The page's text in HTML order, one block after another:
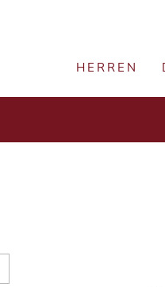
HERREN